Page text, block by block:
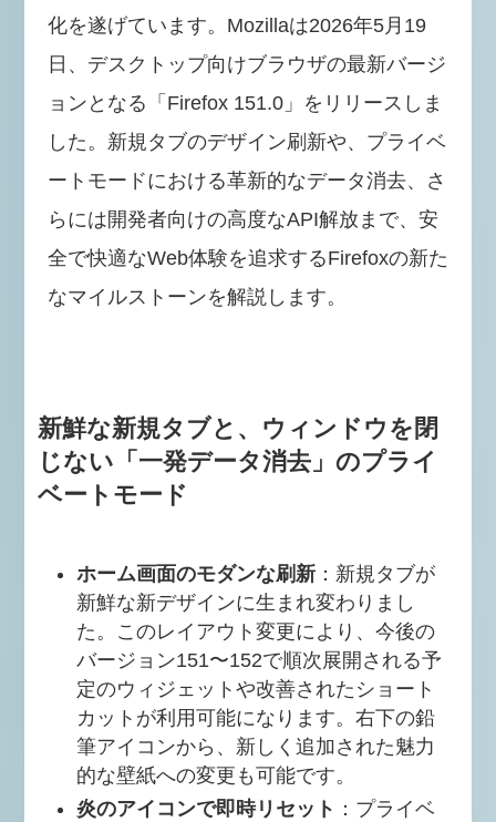
化を遂げています。Mozillaは2026年5月19
日、デスクトップ向けブラウザの最新バージ
ョンとなる「Firefox 151.0」をリリースしま
した。新規タブのデザイン刷新や、プライベ
ートモードにおける革新的なデータ消去、さ
らには開発者向けの高度なAPI解放まで、安
全で快適なWeb体験を追求するFirefoxの新た
なマイルストーンを解説します。
新鮮な新規タブと、ウィンドウを閉
じない「一発データ消去」のプライ
ベートモード
ホーム画面のモダンな刷新 ：新規タブが
新鮮な新デザインに生まれ変わりまし
た。このレイアウト変更により、今後の
バージョン151〜152で順次展開される予
定のウィジェットや改善されたショート
カットが利用可能になります。右下の鉛
筆アイコンから、新しく追加された魅力
的な壁紙への変更も可能です。
炎のアイコンで即時リセット ：プライベ